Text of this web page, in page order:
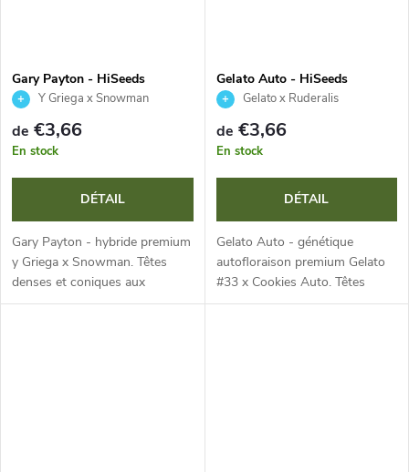
Gary Payton - HiSeeds
Y Griega x Snowman
de €3,66
En stock
DÉTAIL
Gary Payton - hybride premium
y Griega x Snowman. Têtes
denses et coniques aux
nuances vert menthe et
Gelato Auto - HiSeeds
Gelato x Ruderalis
de €3,66
En stock
DÉTAIL
Gelato Auto - génétique
autofloraison premium Gelato
#33 x Cookies Auto. Têtes
denses et résineuses aux